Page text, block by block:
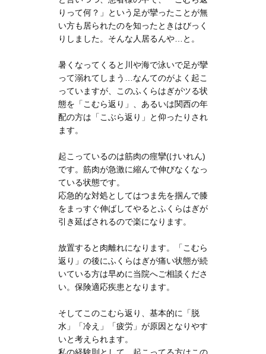
りって何？」という足が攣ったことが無
い方も居られたのを知ったときはびっく
りしました。そんな人居るんや…と。
暑くなってくると川や海で泳いで足が攣
って溺れてしまう…なんてのがよく起こ
っていますが、このふくらはぎがツる状
態を「こむら返り」、あるいは関西の年
配の方は「こぶら返り」と仰ったりされ
ます。
起こっているのは筋肉の痙攣(けいれん)
です。筋肉が急激に縮んで伸びなくなっ
ている状態です。
応急的な対処としてはつま先を掴んで膝
をまっすぐ伸ばしてやるとふくらはぎが
引き延ばされるので楽になります。
放置すると肉離れになります。「こむら
返り」の後にふくらはぎが痛い状態が続
いている方は早めに当院へご相談くださ
い。保険適応疾患となります。
そしてこのこむら返り、基本的に「脱
水」「冷え」「疲労」が原因となりやす
いと考えられます。
私の経験則として、起こってる方はこの